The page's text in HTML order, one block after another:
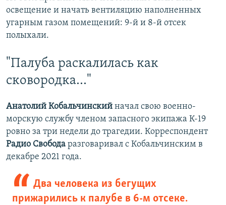
освещение и начать вентиляцию наполненных
угарным газом помещений: 9-й и 8-й отсек
полыхали.
"Палуба раскалилась как
сковородка..."
Анатолий Кобальчинский начал свою военно-
морскую службу членом запасного экипажа К-19
ровно за три недели до трагедии. Корреспондент
Радио Свобода разговаривал с Кобальчинским в
декабре 2021 года.
Два человека из бегущих
прижарились к палубе в 6-м отсеке.